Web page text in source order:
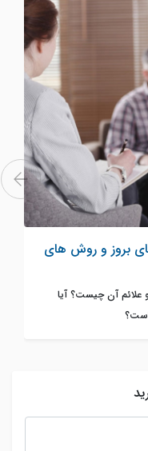
بروز و روش های
علائم آن چیست؟ آیا
است؟